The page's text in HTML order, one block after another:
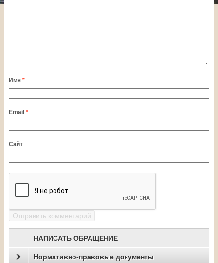
Имя *
Email *
Сайт
НАПИСАТЬ ОБРАЩЕНИЕ
Нормативно-правовые документы